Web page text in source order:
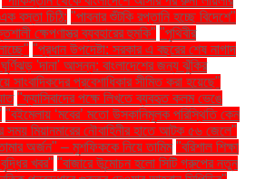
বস্তা চিঠি: "পাবনার শুঁটকি রপ্তানি হচ্ছে বিদেশে"
ক্ষেপণাস্ত্র ব্যবহারের হুমকি" "পৃথিবীর
"প্রধান উপদেষ্টা: সরকার এ বছরের শেষ নাগাদ
'দানা' আসন্ন: বাংলাদেশের জন্য ঝুঁকির
সাংবাদিকদের প্রবেশাধিকার সীমিত করা হয়েছে"
"ফ্যাসিবাদের পক্ষে লিখতে ব্যবহৃত কলম ভেঙে
"বইমেলায় ‘মবের’ মতো উসকানিমূলক পরিস্থিতি কেন
সময় মিয়ানমারের নৌবাহিনীর হাতে আটক ৫৬ জেলে"
অর্জন" – মুশফিককে নিয়ে তামিম "বরিশাল শিক্ষা
খবর" "বাজারে উন্মোচন হলো সিটি গ্রুপের নতুন